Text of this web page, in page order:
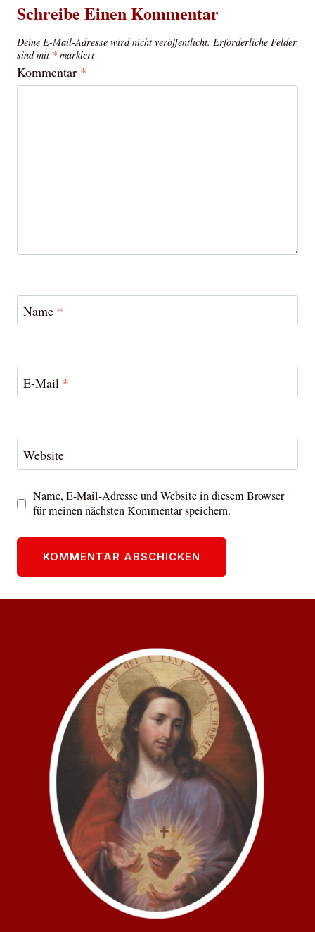
Schreibe Einen Kommentar
Deine E-Mail-Adresse wird nicht veröffentlicht. Erforderliche Felder
sind mit * markiert
Kommentar *
Name *
E-Mail *
Website
Name, E-Mail-Adresse und Website in diesem Browser
für meinen nächsten Kommentar speichern.